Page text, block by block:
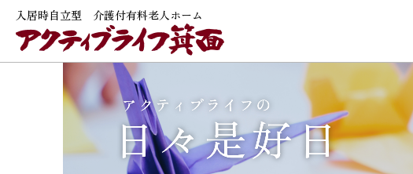
入居時自立型 介護付有料老人ホーム